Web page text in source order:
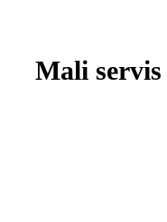
Mali servis